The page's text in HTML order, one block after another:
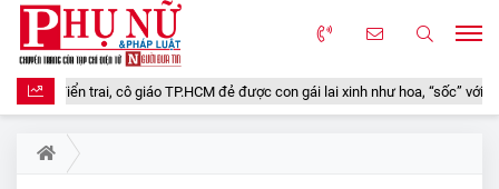
điển trai, cô giáo TP.HCM đẻ được con gái lai xinh như hoa, “sốc” với cách